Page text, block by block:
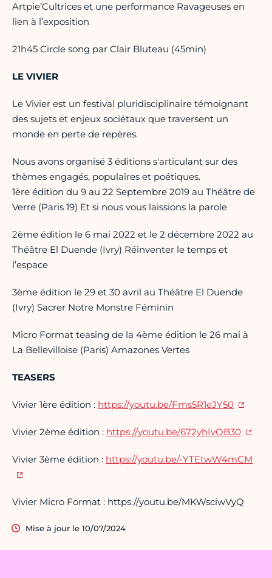
Artpie’Cultrices et une performance Ravageuses en
lien à l’exposition
21h45 Circle song par Clair Bluteau (45min)
LE VIVIER
Le Vivier est un festival pluridisciplinaire témoignant
des sujets et enjeux sociétaux que traversent un
monde en perte de repères.
Nous avons organisé 3 éditions s'articulant sur des
thèmes engagés, populaires et poétiques.
1ère édition du 9 au 22 Septembre 2019 au Théâtre de
Verre (Paris 19) Et si nous vous laissions la parole
2ème édition le 6 mai 2022 et le 2 décembre 2022 au
Théâtre El Duende (Ivry) Réinventer le temps et
l’espace
3ème édition le 29 et 30 avril au Théâtre El Duende
(Ivry) Sacrer Notre Monstre Féminin
Micro Format teasing de la 4ème édition le 26 mai à
La Bellevilloise (Paris) Amazones Vertes
TEASERS
Vivier 1ère édition : https://youtu.be/Fms5R1eJY50
Vivier 2ème édition : https://youtu.be/672yhIvOB30
Vivier 3ème édition : https://youtu.be/-YTEtwW4mCM
Vivier Micro Format : https://youtu.be/MKWsciwVyQ
Mise à jour le 10/07/2024